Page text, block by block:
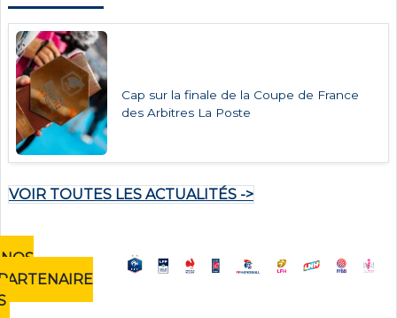
Cap sur la finale de la Coupe de France
des Arbitres La Poste
VOIR TOUTES LES ACTUALITÉS ->
NOS